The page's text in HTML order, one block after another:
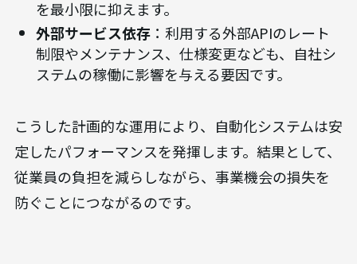
を最小限に抑えます。
外部サービス依存：利用する外部APIのレート
制限やメンテナンス、仕様変更なども、自社シ
ステムの稼働に影響を与える要因です。
こうした計画的な運用により、自動化システムは安
定したパフォーマンスを発揮します。結果として、
従業員の負担を減らしながら、事業機会の損失を
防ぐことにつながるのです。